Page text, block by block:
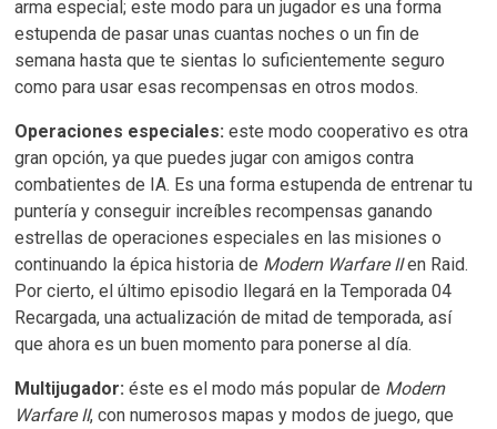
arma especial; este modo para un jugador es una forma
estupenda de pasar unas cuantas noches o un fin de
semana hasta que te sientas lo suficientemente seguro
como para usar esas recompensas en otros modos.
Operaciones especiales: este modo cooperativo es otra
gran opción, ya que puedes jugar con amigos contra
combatientes de IA. Es una forma estupenda de entrenar tu
puntería y conseguir increíbles recompensas ganando
estrellas de operaciones especiales en las misiones o
continuando la épica historia de Modern Warfare IIen Raid.
Por cierto, el último episodio llegará en la Temporada 04
Recargada, una actualización de mitad de temporada, así
que ahora es un buen momento para ponerse al día.
Multijugador:éste es el modo más popular de Modern
Warfare II, con numerosos mapas y modos de juego, que